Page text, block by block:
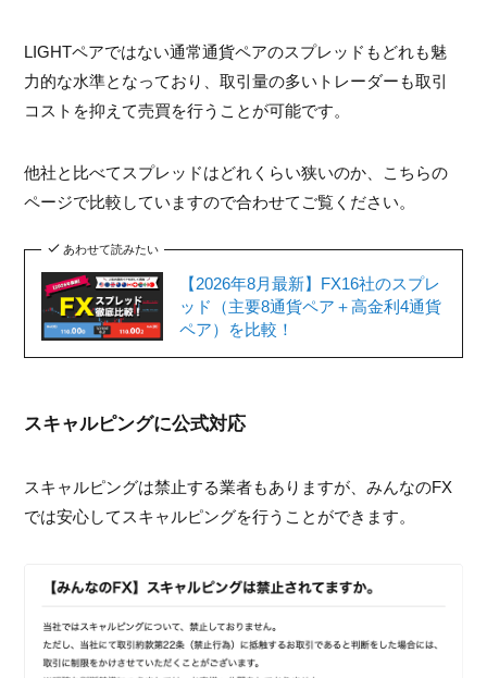
LIGHTペアではない通常通貨ペアのスプレッドもどれも魅
力的な水準となっており、取引量の多いトレーダーも取引
コストを抑えて売買を行うことが可能です。
他社と比べてスプレッドはどれくらい狭いのか、こちらの
ページで比較していますので合わせてご覧ください。
あわせて読みたい
【2026年8月最新】FX16社のスプレ
ッド（主要8通貨ペア＋高金利4通貨
ペア）を比較！
スキャルピングに公式対応
スキャルピングは禁止する業者もありますが、みんなのFX
では安心してスキャルピングを行うことができます。